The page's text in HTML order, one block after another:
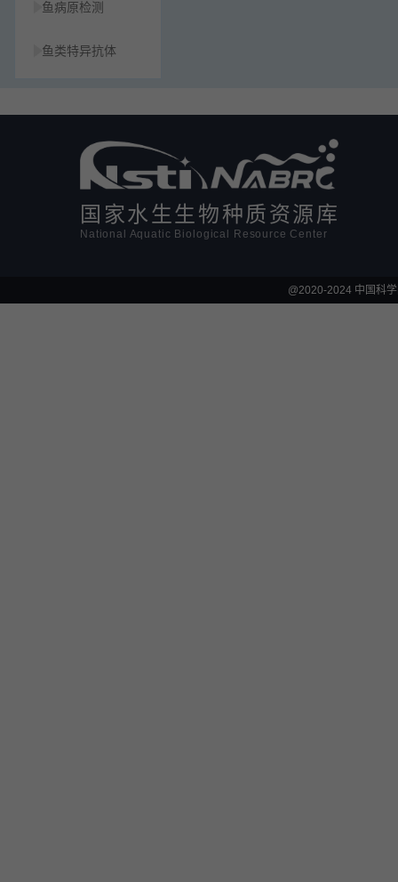
鱼病原检测
鱼类特异抗体
显微注射
国家水生生物种质资源库
National Aquatic Biological Resource Center
@2020-2024 中国科